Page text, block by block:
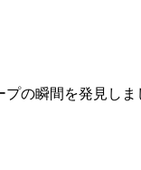
プの瞬間を発見しま